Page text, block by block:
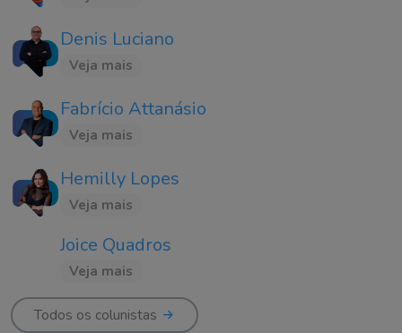
Denis Luciano
Veja mais
Fabrício Attanásio
Veja mais
Hemilly Lopes
Veja mais
Joice Quadros
Veja mais
Todos os colunistas